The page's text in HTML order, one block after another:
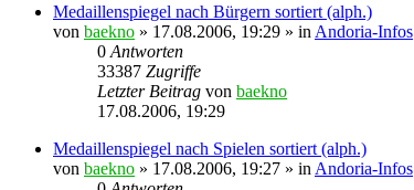
Medaillenspiegel nach Bürgern sortiert (alph.)
von baekno » 17.08.2006, 19:29 » in Andoria-Infos
0 Antworten
33387 Zugriffe
Letzter Beitrag von baekno
17.08.2006, 19:29
Medaillenspiegel nach Spielen sortiert (alph.)
von baekno » 17.08.2006, 19:27 » in Andoria-Infos